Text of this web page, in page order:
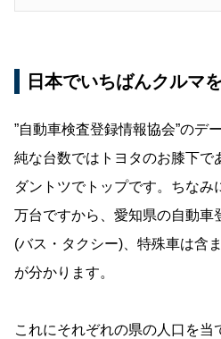
日本でいちばんクルマ
”自動車検査登録情報協会”のデ
純な台数ではトヨタのお膝下で
ダントツでトップです。ちなみ
万台ですから、愛知県の自動車
(バス・タクシー)、特殊車は含
が分かります。
これにそれぞれの県の人口を当